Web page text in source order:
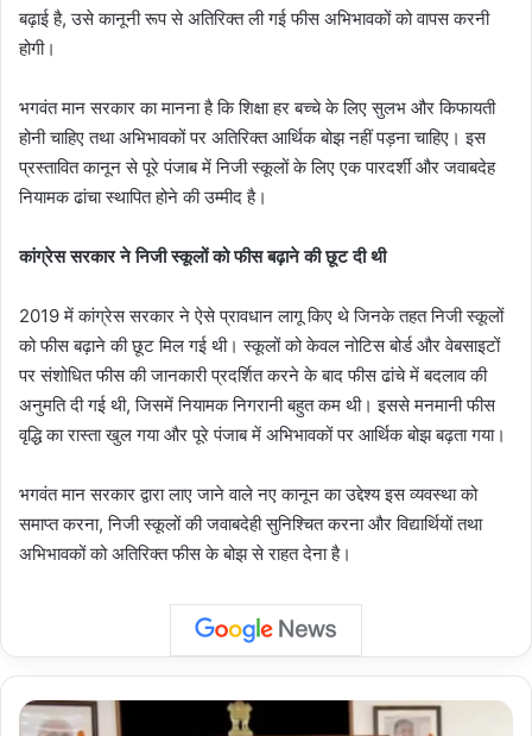
बढ़ाई है, उसे कानूनी रूप से अतिरिक्त ली गई फीस अभिभावकों को वापस करनी
होगी।
भगवंत मान सरकार का मानना है कि शिक्षा हर बच्चे के लिए सुलभ और किफायती
होनी चाहिए तथा अभिभावकों पर अतिरिक्त आर्थिक बोझ नहीं पड़ना चाहिए। इस
प्रस्तावित कानून से पूरे पंजाब में निजी स्कूलों के लिए एक पारदर्शी और जवाबदेह
नियामक ढांचा स्थापित होने की उम्मीद है।
कांग्रेस सरकार ने निजी स्कूलों को फीस बढ़ाने की छूट दी थी
2019 में कांग्रेस सरकार ने ऐसे प्रावधान लागू किए थे जिनके तहत निजी स्कूलों
को फीस बढ़ाने की छूट मिल गई थी। स्कूलों को केवल नोटिस बोर्ड और वेबसाइटों
पर संशोधित फीस की जानकारी प्रदर्शित करने के बाद फीस ढांचे में बदलाव की
अनुमति दी गई थी, जिसमें नियामक निगरानी बहुत कम थी। इससे मनमानी फीस
वृद्धि का रास्ता खुल गया और पूरे पंजाब में अभिभावकों पर आर्थिक बोझ बढ़ता गया।
भगवंत मान सरकार द्वारा लाए जाने वाले नए कानून का उद्देश्य इस व्यवस्था को
समाप्त करना, निजी स्कूलों की जवाबदेही सुनिश्चित करना और विद्यार्थियों तथा
अभिभावकों को अतिरिक्त फीस के बोझ से राहत देना है।
India